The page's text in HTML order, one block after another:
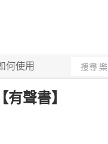
何使用
聲書】